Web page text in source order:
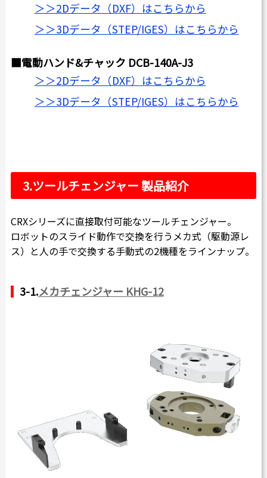
＞＞2Dデータ（DXF）はこちらから
＞＞3Dデータ（STEP/IGES）はこちらから
■電動ハンド&チャック DCB-140A-J3
＞＞2Dデータ（DXF）はこちらから
＞＞3Dデータ（STEP/IGES）はこちらから
3.ツールチェンジャー 製品紹介
CRXシリーズに直接取付可能なツールチェンジャー。
ロボットのスライド動作で交換を行うメカ式（駆動源レ
ス）と人の手で交換する手動式の2機種をラインナップ。
3-1.メカチェンジャー KHG-12